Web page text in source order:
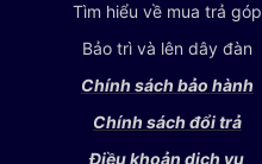
Tìm hiểu về mua trả góp
Bảo trì và lên dây đàn
Chính sách bảo hành
Chính sách đổi trả
Điều khoản dịch vụ